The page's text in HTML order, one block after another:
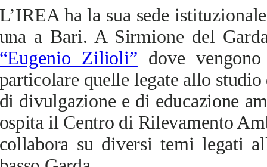
ha la sua sede
a Bari. A Sirmione del
Zilioli” dove
quelle legate allo
divulgazione e di educazione
il Centro di Rilevamento
su diversi temi legati